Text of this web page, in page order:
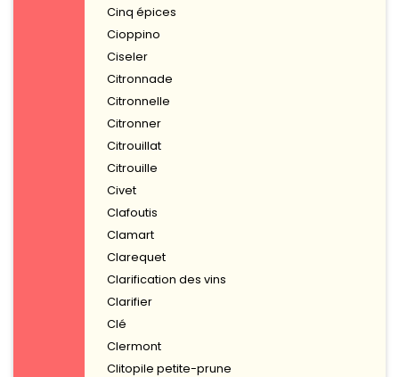
Cinq épices
Cioppino
Ciseler
Citronnade
Citronnelle
Citronner
Citrouillat
Citrouille
Civet
Clafoutis
Clamart
Clarequet
Clarification des vins
Clarifier
Clé
Clermont
Clitopile petite-prune